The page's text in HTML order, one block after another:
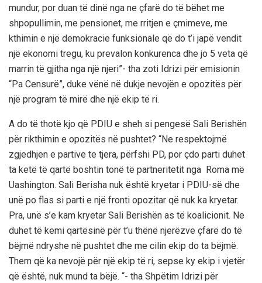
mundur, por duan të dinë nga ne çfarë do të bëhet me
shpopullimin, me pensionet, me rritjen e çmimeve, me
kthimin e një demokracie funksionale që do t’i japë vendit
një ekonomi tregu, ku prevalon konkurenca dhe jo 5 veta që
marrin të gjitha nga një njeri”- tha zoti Idrizi për emisionin
“Pa Censurë”, duke vënë në dukje nevojën e opozitës për
një program të mirë dhe një ekip të ri.
A do të thotë kjo që PDIU e sheh si pengesë Sali Berishën
për rikthimin e opozitës në pushtet? “Ne respektojmë
zgjedhjen e partive te tjera, përfshi PD, por çdo parti duhet
ta ketë të qartë boshtin tonë të partneritetit nga Roma më
Uashington. Sali Berisha nuk është kryetar i PDIU-së dhe
unë po flas si parti e një fronti opozitar që nuk ka kryetar.
Pra, unë s’e kam kryetar Sali Berishën as të koalicionit. Ne
duhet të kemi qartësinë për t’u thënë njerëzve çfarë do të
bëjmë ndryshe në pushtet dhe me cilin ekip do ta bëjmë.
Them që ka nevojë për një ekip të ri, sepse ky ekip i vjetër
që është, nuk mund ta bëjë. “- tha Shpëtim Idrizi për